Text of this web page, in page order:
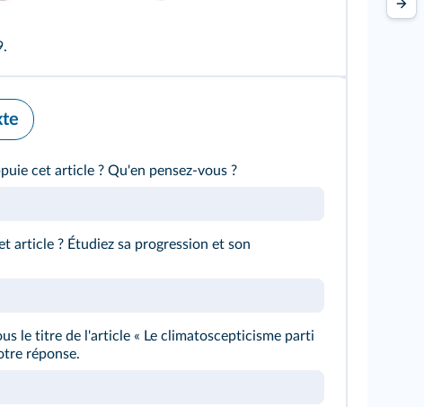
cet article ? Qu'en pensez-vous ?
article ? Étudiez sa progression et son
le titre de l'article « Le climatoscepticisme parti
réponse.